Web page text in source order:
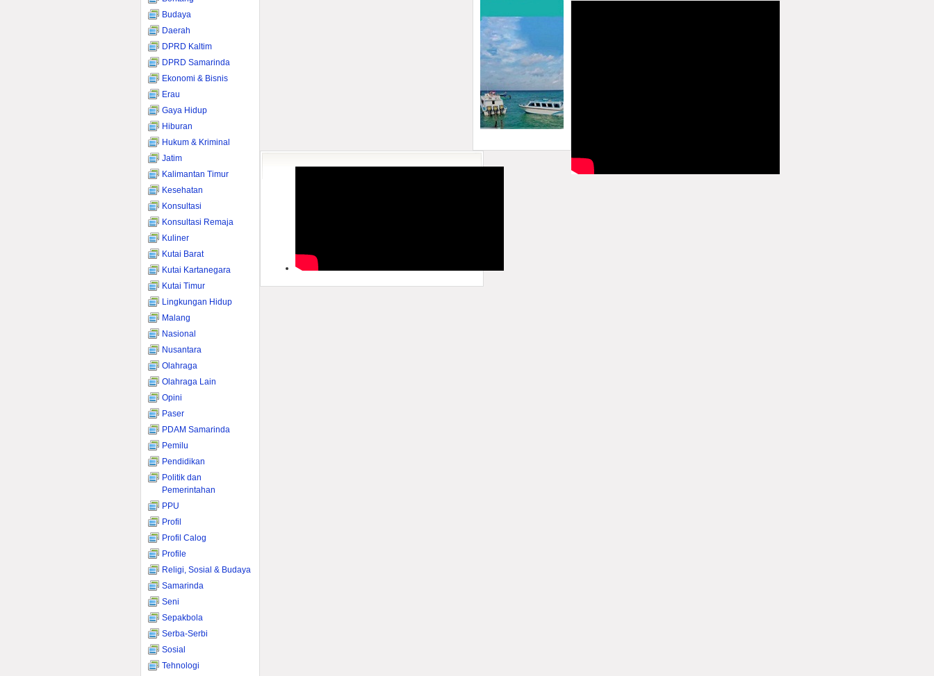
Budaya
Daerah
DPRD Kaltim
DPRD Samarinda
Ekonomi & Bisnis
Erau
Gaya Hidup
Hiburan
Hukum & Kriminal
Jatim
Kalimantan Timur
Kesehatan
Konsultasi
Konsultasi Remaja
Kuliner
Kutai Barat
Kutai Kartanegara
Kutai Timur
Lingkungan Hidup
Malang
Nasional
Nusantara
Olahraga
Olahraga Lain
Opini
Paser
PDAM Samarinda
Pemilu
Pendidikan
Politik dan
Pemerintahan
PPU
Profil
Profil Calog
Profile
Religi, Sosial & Budaya
Samarinda
Seni
Sepakbola
Serba-Serbi
Sosial
Tehnologi